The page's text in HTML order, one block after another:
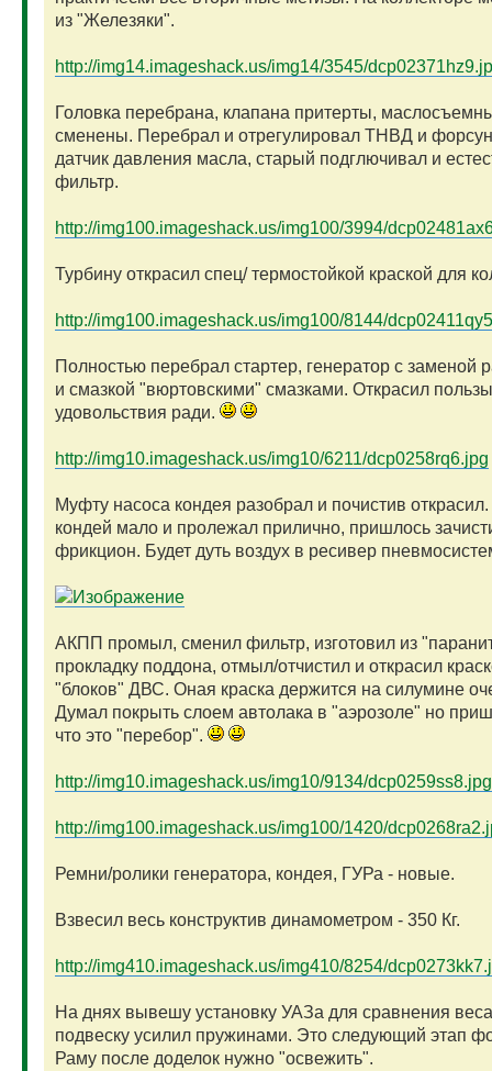
из "Железяки".
http://img14.imageshack.us/img14/3545/
Головка перебрана, клапана притерты,
сменены. Перебрал и отрегулировал ТНВД и
датчик давления масла, старый подглючивал и
фильтр.
http://img100.imageshack.us/img100/3994/
Турбину открасил спец/ термостойкой краской для
http://img100.imageshack.us/img100/8144/
Полностью перебрал стартер, генератор с заменой
и смазкой "вюртовскими" смазками. Открасил
удовольствия ради.
http://img10.imageshack.us/img10/6211/dcp0258rq6.jpg
Муфту насоса кондея разобрал и почистив
кондей мало и пролежал прилично, пришлось
фрикцион. Будет дуть воздух в ресивер
АКПП промыл, сменил фильтр, изготовил из
прокладку поддона, отмыл/отчистил и открасил
"блоков" ДВС. Оная краска держится на силумине
Думал покрыть слоем автолака в "аэрозоле" но
что это "перебор".
http://img10.imageshack.us/img10/9134/dcp0259ss8.jpg
http://img100.imageshack.us/img100/1420/
Ремни/ролики генератора, кондея, ГУРа - новые.
Взвесил весь конструктив динамометром - 350 Кг.
http://img410.imageshack.us/img410/8254/
На днях вывешу установку УАЗа для сравнения
подвеску усилил пружинами. Это следующий этап
Раму после доделок нужно "освежить".